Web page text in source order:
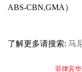
ABS-CBN,GMA）
了解更多请搜索: 马
菲律宾